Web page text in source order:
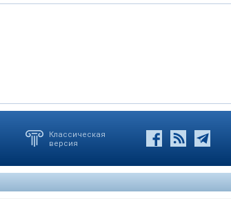
Классическая
версия
мужчин, находя их по газетным